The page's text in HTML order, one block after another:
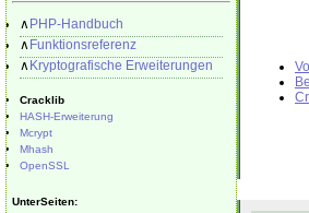
∧ PHP-Handbuch
∧ Funktionsreferenz
∧ Kryptografische Erweiterungen
Cracklib
HASH-Erweiterung
Mcrypt
Mhash
OpenSSL
UnterSeiten: